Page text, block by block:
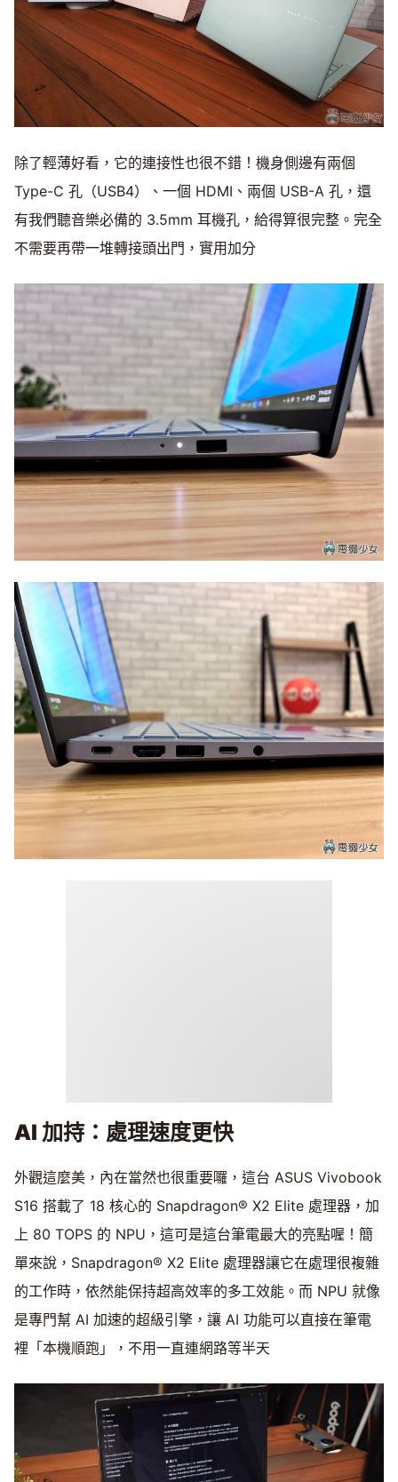
除了輕薄好看，它的連接性也很不錯！機身側邊有兩個
Type-C 孔（USB4）、一個 HDMI、兩個 USB-A 孔，還
有我們聽音樂必備的 3.5mm 耳機孔，給得算很完整。完全
不需要再帶一堆轉接頭出門，實用加分
AI 加持：處理速度更快
外觀這麼美，內在當然也很重要囉，這台 ASUS Vivobook
S16 搭載了 18 核心的 Snapdragon® X2 Elite 處理器，加
上 80 TOPS 的 NPU，這可是這台筆電最大的亮點喔！簡
單來說，Snapdragon® X2 Elite 處理器讓它在處理很複雜
的工作時，依然能保持超高效率的多工效能。而 NPU 就像
是專門幫 AI 加速的超級引擎，讓 AI 功能可以直接在筆電
裡「本機順跑」，不用一直連網路等半天